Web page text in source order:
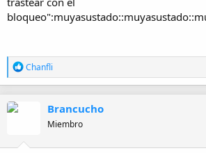
R
e
a
n
Chanfli
Brancucho
Miembro